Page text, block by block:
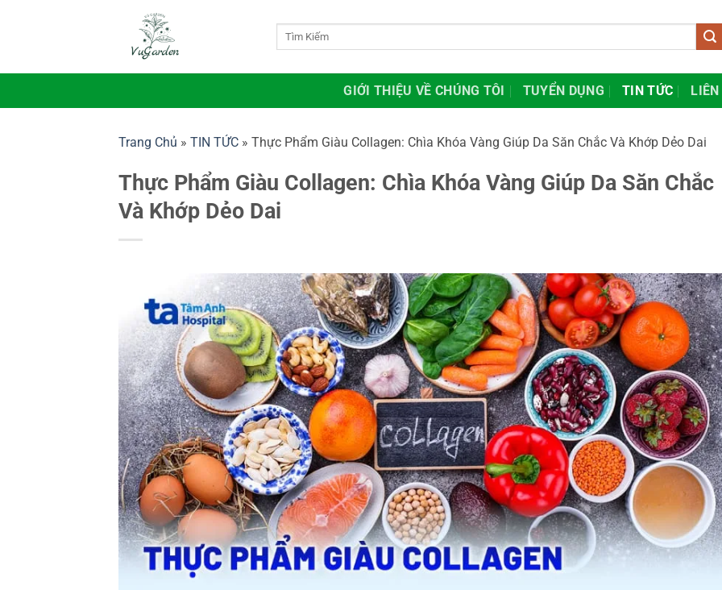
dung
GIỚI THIỆU VỀ CHÚNG TÔI TUYỂN DỤNG TIN TỨC LIÊN
Trang Chủ » TIN TỨC » Thực Phẩm Giàu Collagen: Chìa Khóa Vàng Giúp Da Săn Chắc Và Khớp Dẻo Dai
Thực Phẩm Giàu Collagen: Chìa Khóa Vàng Giúp Da Săn Chắc
Và Khớp Dẻo Dai